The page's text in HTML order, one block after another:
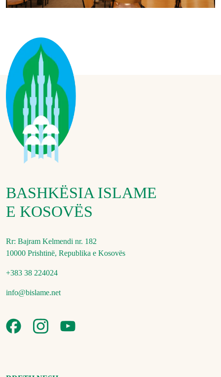
BASHKËSIA ISLAME
E KOSOVËS
Rr: Bajram Kelmendi nr. 182
10000 Prishtinë, Republika e Kosovës
+383 38 224024
info@bislame.net